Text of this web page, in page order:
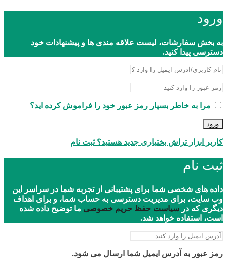
ورود
به بخش سفارشات، لیست علاقه مندی ها و پیشنهادات خود
دسترسی پیدا کنید.
مرا به خاطر بسپار رمز عبور خود را فراموش کرده اید؟
ورود
کاربر ابزار تراش بختیاری جدید هستید؟ ثبت نام
ثبت نام
داده های شخصی شما برای پشتیبانی از تجربه شما در سراسر این
وب سایت، برای مدیریت دسترسی به حساب شما، و برای اهداف
دیگری که در سیاست حفظ حریم خصوصی ما توضیح داده شده
است، استفاده خواهد شد.
رمز عبور به آدرس ایمیل شما ارسال می شود.